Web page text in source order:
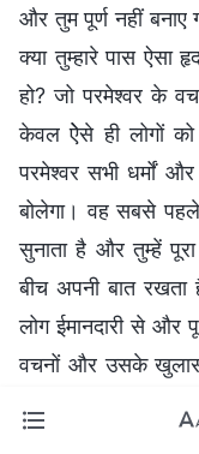
और तुम पूर्ण नहीं
क्या तुम्हारे पास ऐसा
हो? जो परमेश्वर के
केवल ऐेसे ही लोगों को
परमेश्वर सभी धर्मों
बोलेगा। वह सबसे
सुनाता है और तुम्हें
बीच अपनी बात
लोग ईमानदारी से और
वचनों और उसके
आती है, वह इंसान का
स्वभाव में कमी आती